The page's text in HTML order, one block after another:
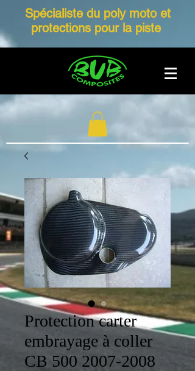
Spécialiste du poly moto et
protections pour la piste
Protection carter
embrayage à coller
CB 500 2007-2008